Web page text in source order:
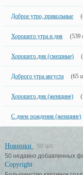
Доброе утро, прикольные
Хорошего утра и дня (539
Хорошего дня (смешные)
Доброго утра августа (65
Хорошего дня (женщине)
С днем рождения (женщине)
Новинки
50 шт.
50 недавно добавленных
Copyright